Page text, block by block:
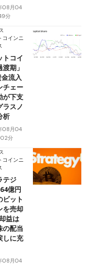
08月04
分
コインニ
トコイ
期」
流入
チェー
が下支
ラスノ
析
08月04
02分
コインニ
テジ
億円
ビット
を売却
益は
の配当
しに充
08月04